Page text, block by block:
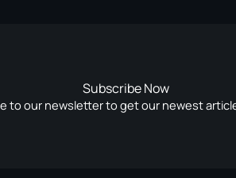
Subscribe Now
to our newsletter to get our newest